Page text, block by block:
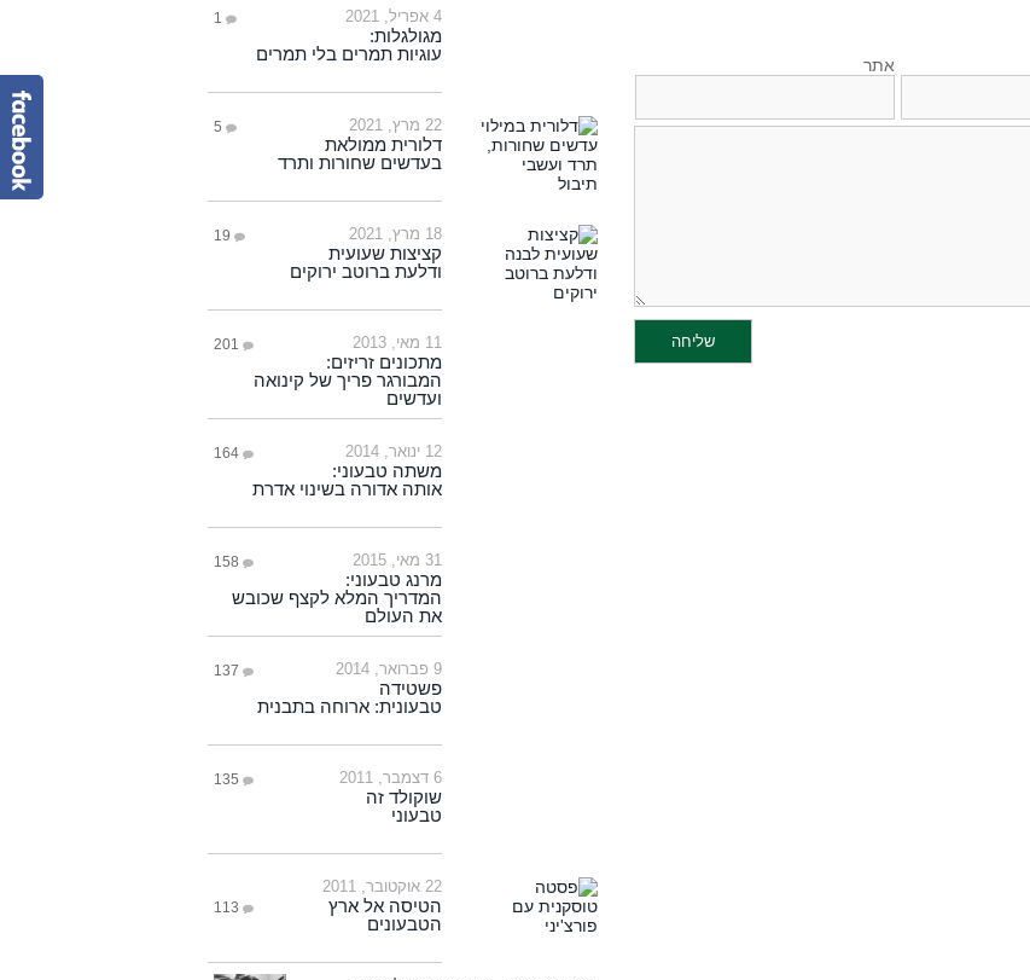
אתר
4 אפריל, 2021 1
מגולגלות:
עוגיות תמרים בלי תמרים
22 מרץ, 2021 5
דלורית ממולאת
בעדשים שחורות ותרד
18 מרץ, 2021 19
קציצות שעועית
ודלעת ברוטב ירוקים
11 מאי, 2013 201
מתכונים זריזים:
המבורגר פריך של קינואה
ועדשים
12 ינואר, 2014 164
משתה טבעוני:
אותה אדורה בשינוי אדרת
31 מאי, 2015 158
מרנג טבעוני:
המדריך המלא לקצף שכובש
את העולם
9 פברואר, 2014 137
פשטידה
טבעונית: ארוחה בתבנית
6 דצמבר, 2011 135
שוקולד זה
טבעוני
22 אוקטובר, 2011
113
הטיסה אל ארץ
הטבעונים